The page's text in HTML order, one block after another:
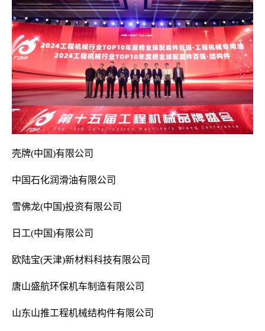
壳牌(中国)有限公司
中国石化润滑油有限公司
雪佛龙(中国)投资有限公司
日工(中国)有限公司
欧陆宝(天津)新材料科技有限公司
唐山盛航环保机车制造有限公司
山东山推工程机械结构件有限公司